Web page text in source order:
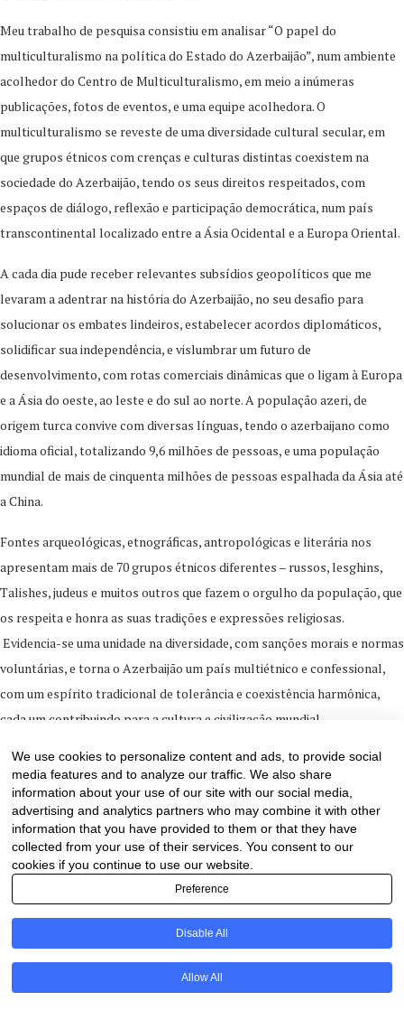
Meu trabalho de pesquisa consistiu em analisar “O papel do
multiculturalismo na política do Estado do Azerbaijão”, num ambiente
acolhedor do Centro de Multiculturalismo, em meio a inúmeras
publicações, fotos de eventos, e uma equipe acolhedora. O
multiculturalismo se reveste de uma diversidade cultural secular, em
que grupos étnicos com crenças e culturas distintas coexistem na
sociedade do Azerbaijão, tendo os seus direitos respeitados, com
espaços de diálogo, reflexão e participação democrática, num país
transcontinental localizado entre a Ásia Ocidental e a Europa Oriental.
A cada dia pude receber relevantes subsídios geopolíticos que me
levaram a adentrar na história do Azerbaijão, no seu desafio para
solucionar os embates lindeiros, estabelecer acordos diplomáticos,
solidificar sua independência, e vislumbrar um futuro de
desenvolvimento, com rotas comerciais dinâmicas que o ligam à Europa
e a Ásia do oeste, ao leste e do sul ao norte. A população azeri, de
origem turca convive com diversas línguas, tendo o azerbaijano como
idioma oficial, totalizando 9,6 milhões de pessoas, e uma população
mundial de mais de cinquenta milhões de pessoas espalhada da Ásia até
a China.
Fontes arqueológicas, etnográficas, antropológicas e literária nos
apresentam mais de 70 grupos étnicos diferentes – russos, lesghins,
Talishes, judeus e muitos outros que fazem o orgulho da população, que
os respeita e honra as suas tradições e expressões religiosas.
Evidencia-se uma unidade na diversidade, com sanções morais e normas
voluntárias, e torna o Azerbaijão um país multiétnico e confessional,
com um espírito tradicional de tolerância e coexistência harmônica,
cada um contribuindo para a cultura e civilização mundial.
Fui convidada a proferir conferência na Universidade Estatal do
Azerbaijão, conhecer seus docentes e discentes, e discorrer sobre o
Brasil, um país multiétnico, ressaltando a pujança de seu histórico
relacionamento diplomático, e sobre as possibilidades de novas e
promissoras parcerias acadêmicas, que se concretizaram com o meu
retorno ao Brasil. Foram assinados dois Memorandos de Entendimento
Multiculturalismo, a Universidade de Línguas do Azerbaijão e a
Universidade de Brasília (UnB). Em seguida, com o apoio do Embaixador
Elkhan Polukhov, demos início à organização do Curso de Extensão em
We use cookies to personalize content and ads, to provide social
media features and to analyze our traffic. We also share
information about your use of our site with our social media,
advertising and analytics partners who may combine it with other
information that you have provided to them or that they have
collected from your use of their services. You consent to our
cookies if you continue to use our website.
Preference
Disable All
Allow All